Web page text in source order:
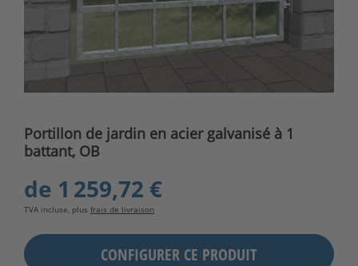
Portillon de jardin en acier galvanisé à 1
battant, OB
de 1 259,72 €
TVA incluse, plus frais de livraison
CONFIGURER CE PRODUIT